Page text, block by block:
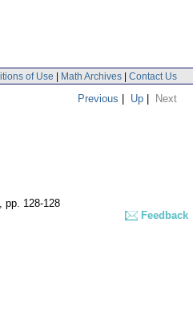
of Use | Math Archives | Contact Us
Previous | Up | Next
, pp. 128-128
Feedback